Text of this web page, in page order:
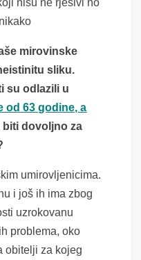
nisu ne rješivi no
mirovinske
sliku.
su odlazili u
od 63 godine, a
biti dovoljno za
umirovljenicima.
i još ih ima zbog
uzrokovanu
problema, oko
obitelji za kojeg